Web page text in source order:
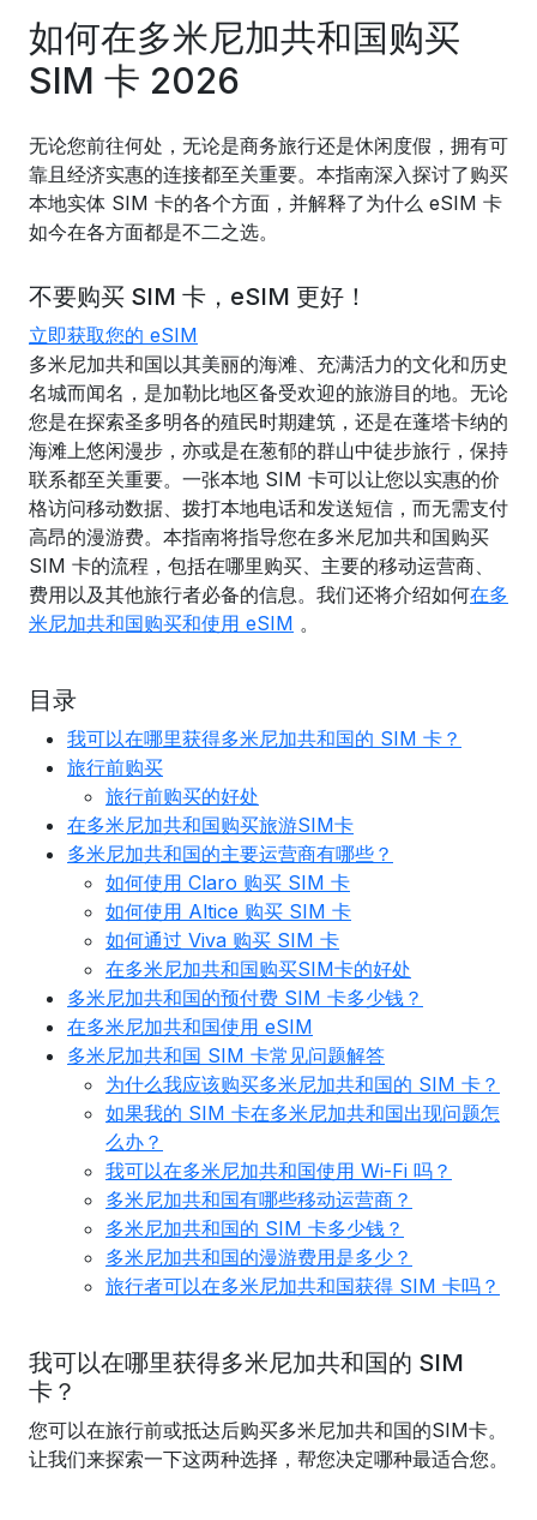
如何在多米尼加共和国购买
SIM 卡 2026
无论您前往何处，无论是商务旅行还是休闲度假，拥有可
靠且经济实惠的连接都至关重要。本指南深入探讨了购买
本地实体 SIM 卡的各个方面，并解释了为什么 eSIM 卡
如今在各方面都是不二之选。
不要购买 SIM 卡，eSIM 更好！
立即获取您的 eSIM
多米尼加共和国以其美丽的海滩、充满活力的文化和历史
名城而闻名，是加勒比地区备受欢迎的旅游目的地。无论
您是在探索圣多明各的殖民时期建筑，还是在蓬塔卡纳的
海滩上悠闲漫步，亦或是在葱郁的群山中徒步旅行，保持
联系都至关重要。一张本地 SIM 卡可以让您以实惠的价
格访问移动数据、拨打本地电话和发送短信，而无需支付
高昂的漫游费。本指南将指导您在多米尼加共和国购买
SIM 卡的流程，包括在哪里购买、主要的移动运营商、
费用以及其他旅行者必备的信息。我们还将介绍如何在多
米尼加共和国购买和使用 eSIM 。
目录
我可以在哪里获得多米尼加共和国的 SIM 卡？
旅行前购买
旅行前购买的好处
在多米尼加共和国购买旅游SIM卡
多米尼加共和国的主要运营商有哪些？
如何使用 Claro 购买 SIM 卡
如何使用 Altice 购买 SIM 卡
如何通过 Viva 购买 SIM 卡
在多米尼加共和国购买SIM卡的好处
多米尼加共和国的预付费 SIM 卡多少钱？
在多米尼加共和国使用 eSIM
多米尼加共和国 SIM 卡常见问题解答
为什么我应该购买多米尼加共和国的 SIM 卡？
如果我的 SIM 卡在多米尼加共和国出现问题怎
么办？
我可以在多米尼加共和国使用 Wi-Fi 吗？
多米尼加共和国有哪些移动运营商？
多米尼加共和国的 SIM 卡多少钱？
多米尼加共和国的漫游费用是多少？
旅行者可以在多米尼加共和国获得 SIM 卡吗？
我可以在哪里获得多米尼加共和国的 SIM
卡？
您可以在旅行前或抵达后购买多米尼加共和国的SIM卡。
让我们来探索一下这两种选择，帮您决定哪种最适合您。